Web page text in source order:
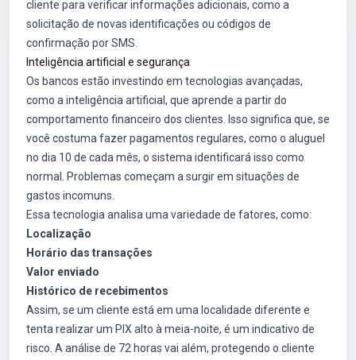
cliente para verificar informações adicionais, como a
solicitação de novas identificações ou códigos de
confirmação por SMS.
Inteligência artificial e segurança
Os bancos estão investindo em tecnologias avançadas,
como a inteligência artificial, que aprende a partir do
comportamento financeiro dos clientes. Isso significa que, se
você costuma fazer pagamentos regulares, como o aluguel
no dia 10 de cada mês, o sistema identificará isso como
normal. Problemas começam a surgir em situações de
gastos incomuns.
Essa tecnologia analisa uma variedade de fatores, como:
Localização
Horário das transações
Valor enviado
Histórico de recebimentos
Assim, se um cliente está em uma localidade diferente e
tenta realizar um PIX alto à meia-noite, é um indicativo de
risco. A análise de 72 horas vai além, protegendo o cliente